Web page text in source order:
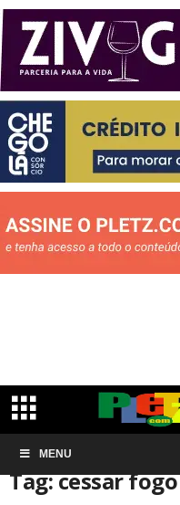
MENU
Início Tags
Tag: cessar fogo